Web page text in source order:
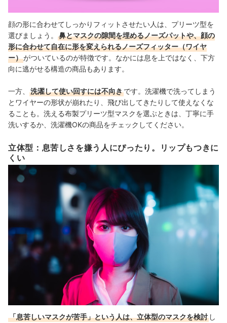
顔の形に合わせてしっかりフィットさせたい人は、プリーツ型を
選びましょう。
鼻とマスクの隙間を埋めるノーズパットや、顔の
形に合わせて自在に形を変えられるノーズフィッター（ワイヤ
ー）がついているのが特徴です。なかには息を上ではなく、下方
向に逃がせる構造の商品もあります。
一方、 洗濯して使い回すには不向きです。洗濯機で洗ってしまう
とワイヤーの形状が崩れたり、飛び出してきたりして使えなくな
ることも。洗える布製プリーツ型マスクを選ぶときは、丁寧に手
洗いするか、洗濯機OKの商品をチェックしてください。
立体型：息苦しさを嫌う人にぴったり。リップもつきに
くい
「息苦しいマスクが苦手」という人は、立体型のマスクを検討 し